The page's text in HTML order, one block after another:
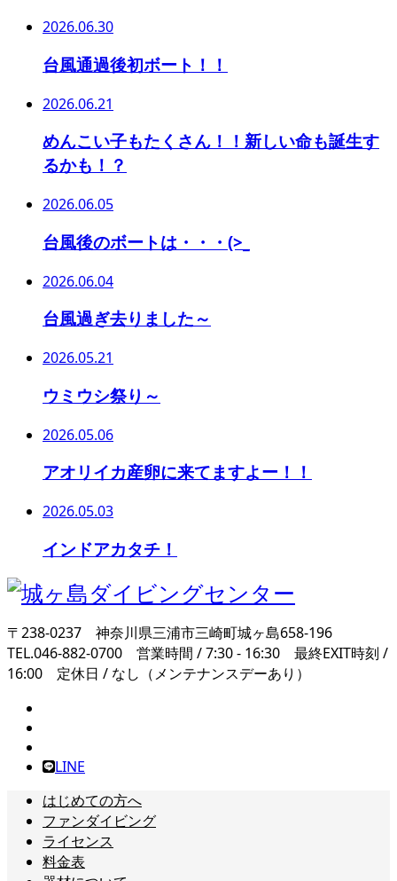
2026.06.30
台風通過後初ボート！！
2026.06.21
めんこい子もたくさん！！新しい命も誕生す
るかも！？
2026.06.05
台風後のボートは・・・(>_
2026.06.04
台風過ぎ去りました～
2026.05.21
ウミウシ祭り～
2026.05.06
アオリイカ産卵に来てますよー！！
2026.05.03
インドアカタチ！
〒238-0237 神奈川県三浦市三崎町城ヶ島658-196
TEL.046-882-0700 営業時間 / 7:30 - 16:30 最終EXIT時刻 /
16:00 定休日 / なし（メンテナンスデーあり）
LINE
はじめての方へ
ファンダイビング
ライセンス
料金表